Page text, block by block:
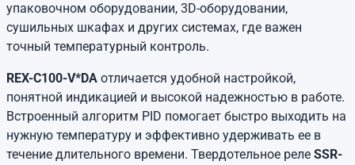
упаковочном оборудовании, 3D-оборудовании,
сушильных шкафах и других системах, где важен
точный температурный контроль.
REX-C100-V*DA отличается удобной настройкой,
понятной индикацией и высокой надежностью в работе.
Встроенный алгоритм PID помогает быстро выходить на
нужную температуру и эффективно удерживать ее в
течение длительного времени. Твердотельное реле SSR-